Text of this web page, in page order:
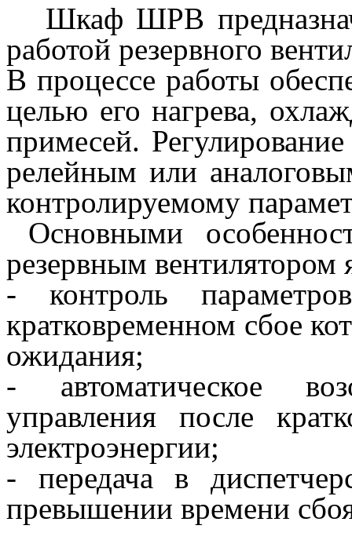
Шкаф ШРВ
работой резервного
В процессе работы
целью его нагрева,
примесей.
релейным или
контролируемому
Основными
резервным вентилятором
- контроль
кратковременном сбое
ожидания;
- автоматическое
управления после
электроэнергии;
- передача в
превышении времени